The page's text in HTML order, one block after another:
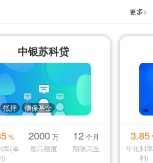
更多>
中银苏科贷
抵押 信保基金
%
率(单
)
2000万
最高额度
12 个月
期限高至
3.85
年化利
利)